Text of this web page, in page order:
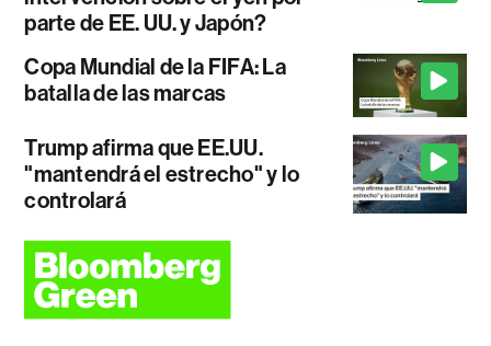
parte de EE. UU. y Japón?
Copa Mundial de la FIFA: La
batalla de las marcas
Trump afirma que EE.UU.
"mantendrá el estrecho" y lo
controlará